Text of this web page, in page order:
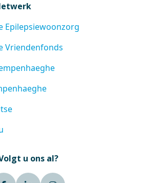
Epilepsiewoonzorg
Vriendenfonds
u ons al?